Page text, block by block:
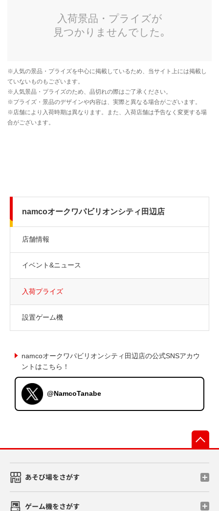
namcoオークワパビリオンシティ田辺店
店舗情報
イベント&ニュース
入荷プライズ
設置ゲーム機
namcoオークワパビリオンシティ田辺店の公式SNSアカウ
ントはこちら！
@NamcoTanabe
あそび場をさがす
ゲーム機をさがす